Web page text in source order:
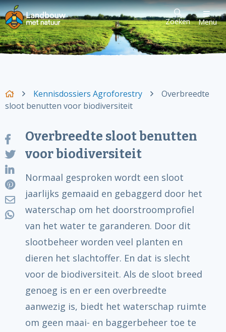
Zoeken Menu
Kennisdossiers Agroforestry
Overbreedte
sloot benutten voor biodiversiteit
Overbreedte sloot benutten
voor biodiversiteit
Normaal gesproken wordt een sloot
jaarlijks gemaaid en gebaggerd door het
waterschap om het doorstroomprofiel
van het water te garanderen. Door dit
slootbeheer worden veel planten en
dieren het slachtoffer. En dat is slecht
voor de biodiversiteit. Als de sloot breed
genoeg is en er een overbreedte
aanwezig is, biedt het waterschap ruimte
om geen maai- en baggerbeheer toe te